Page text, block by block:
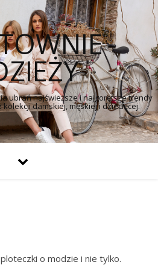
ubrań najświeższe i najgorętsze trendy
damskiej, męskiej i dziecięcej.
o modzie i nie tylko.